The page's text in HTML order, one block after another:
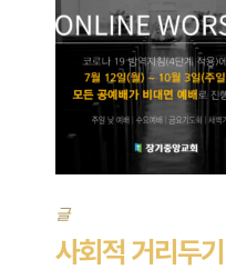
글
사회적 거리두